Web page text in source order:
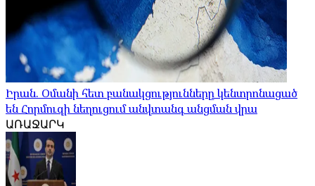
Իրան. Օմանի հետ բանակցությունները կենտրոնացած
են Հորմուզի նեղուցում անվտանգ անցման վրա
ԱՌԱՋԱՐԿ